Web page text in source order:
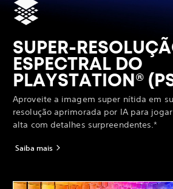
SUPER-
ESPECTRAL DO
PLAYSTATION®
Aproveite a imagem super nítida em
resolução aprimorada por IA para
alta com detalhes surpreendentes.*
Saiba mais